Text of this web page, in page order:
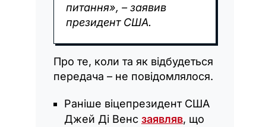
питання», – заявив
президент США.
Про те, коли та як відбудеться
передача – не повідомлялося.
Раніше віцепрезидент США
Джей Ді Венс заявляв, що